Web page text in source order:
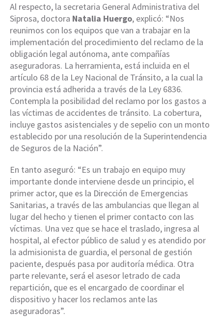
Al respecto, la secretaria General Administrativa del
Siprosa, doctora Natalia Huergo, explicó: “Nos
reunimos con los equipos que van a trabajar en la
implementación del procedimiento del reclamo de la
obligación legal autónoma, ante compañías
aseguradoras. La herramienta, está incluida en el
artículo 68 de la Ley Nacional de Tránsito, a la cual la
provincia está adherida a través de la Ley 6836.
Contempla la posibilidad del reclamo por los gastos a
las víctimas de accidentes de tránsito. La cobertura,
incluye gastos asistenciales y de sepelio con un monto
establecido por una resolución de la Superintendencia
de Seguros de la Nación”.
En tanto aseguró: “Es un trabajo en equipo muy
importante donde interviene desde un principio, el
primer actor, que es la Dirección de Emergencias
Sanitarias, a través de las ambulancias que llegan al
lugar del hecho y tienen el primer contacto con las
víctimas. Una vez que se hace el traslado, ingresa al
hospital, al efector público de salud y es atendido por
la admisionista de guardia, el personal de gestión
paciente, después pasa por auditoría médica. Otra
parte relevante, será el asesor letrado de cada
repartición, que es el encargado de coordinar el
dispositivo y hacer los reclamos ante las
aseguradoras”.